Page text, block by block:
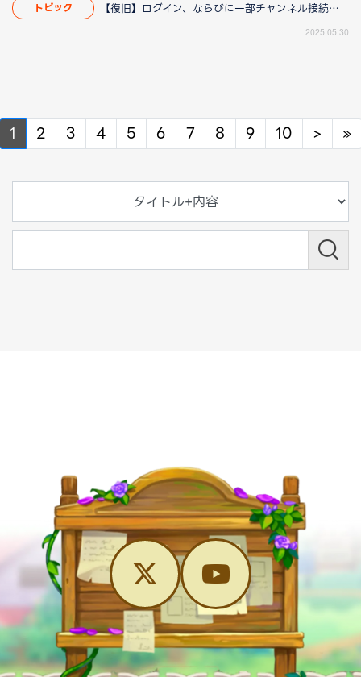
トピック 【復旧】ログイン、ならびに一部チャンネル接続障害のお知らせ
2025.05.30
1 2 3 4 5 6 7 8 9 10 > Next
»